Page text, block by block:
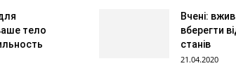
тело
Вчені:
вберегти
станів
21.04.2020